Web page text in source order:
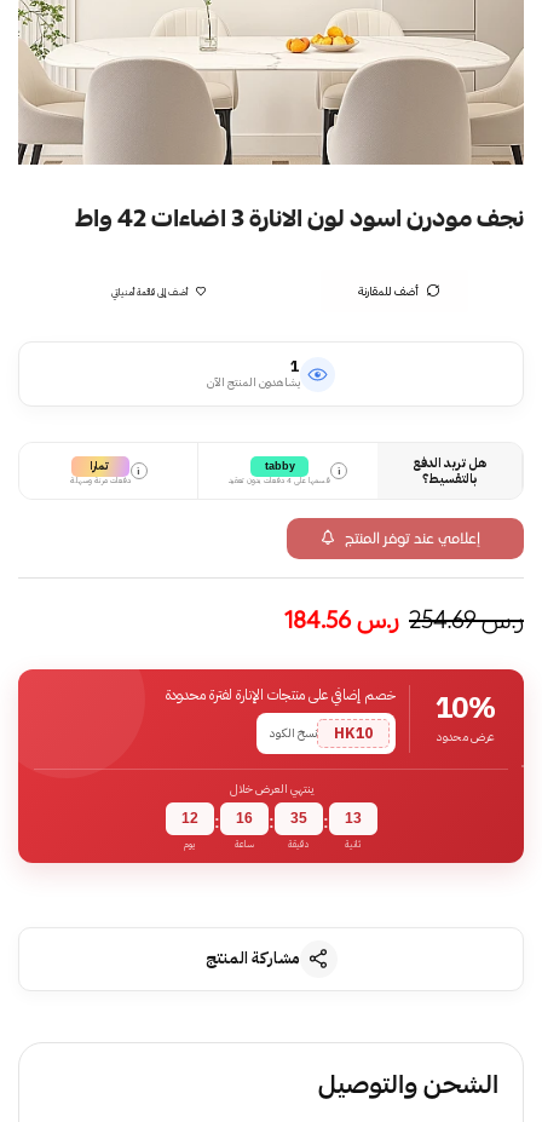
نجف مودرن اسود لون الانارة 3 اضاءات 42 واط
أضف للمقارنة أضف إلى قائمة أمنياتي
1
يشاهدون المنتج الآن
هل تريد الدفع
بالتقسيط؟
i
tabby
قسمها على 4 دفعات بدون تعقيد
i تمارا
دفعات مرنة وسهلة
إعلامي عند توفر المنتج
ر.س254.69 ر.س184.56
10%
عرض محدود
خصم إضافي على منتجات الإنارة لفترة محدودة
HK10
نسخ الكود
ينتهي العرض خلال
12
يوم
: 16
ساعة
: 35
دقيقة
: 12
ثانية
مشاركة المنتج
الشحن والتوصيل